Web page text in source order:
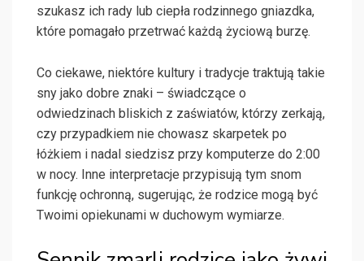
szukasz ich rady lub ciepła rodzinnego gniazdka,
które pomagało przetrwać każdą życiową burzę.
Co ciekawe, niektóre kultury i tradycje traktują takie
sny jako dobre znaki – świadczące o
odwiedzinach bliskich z zaświatów, którzy zerkają,
czy przypadkiem nie chowasz skarpetek po
łóżkiem i nadal siedzisz przy komputerze do 2:00
w nocy. Inne interpretacje przypisują tym snom
funkcję ochronną, sugerując, że rodzice mogą być
Twoimi opiekunami w duchowym wymiarze.